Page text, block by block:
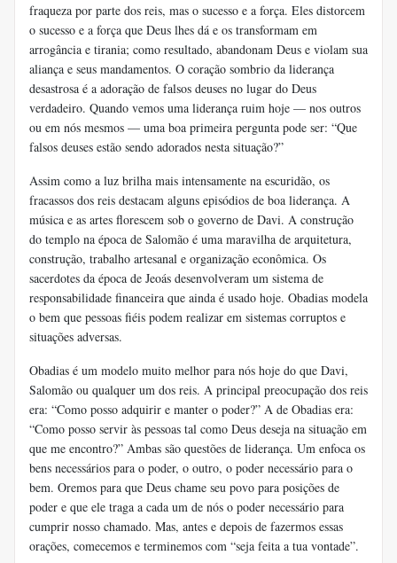
fraqueza por parte dos reis, mas o sucesso e a força. Eles distorcem
o sucesso e a força que Deus lhes dá e os transformam em
arrogância e tirania; como resultado, abandonam Deus e violam sua
aliança e seus mandamentos. O coração sombrio da liderança
desastrosa é a adoração de falsos deuses no lugar do Deus
verdadeiro. Quando vemos uma liderança ruim hoje — nos outros
ou em nós mesmos — uma boa primeira pergunta pode ser: “Que
falsos deuses estão sendo adorados nesta situação?”
Assim como a luz brilha mais intensamente na escuridão, os
fracassos dos reis destacam alguns episódios de boa liderança. A
música e as artes florescem sob o governo de Davi. A construção
do templo na época de Salomão é uma maravilha de arquitetura,
construção, trabalho artesanal e organização econômica. Os
sacerdotes da época de Jeoás desenvolveram um sistema de
responsabilidade financeira que ainda é usado hoje. Obadias modela
o bem que pessoas fiéis podem realizar em sistemas corruptos e
situações adversas.
Obadias é um modelo muito melhor para nós hoje do que Davi,
Salomão ou qualquer um dos reis. A principal preocupação dos reis
era: “Como posso adquirir e manter o poder?” A de Obadias era:
“Como posso servir às pessoas tal como Deus deseja na situação em
que me encontro?” Ambas são questões de liderança. Um enfoca os
bens necessários para o poder, o outro, o poder necessário para o
bem. Oremos para que Deus chame seu povo para posições de
poder e que ele traga a cada um de nós o poder necessário para
cumprir nosso chamado. Mas, antes e depois de fazermos essas
orações, comecemos e terminemos com “seja feita a tua vontade”.